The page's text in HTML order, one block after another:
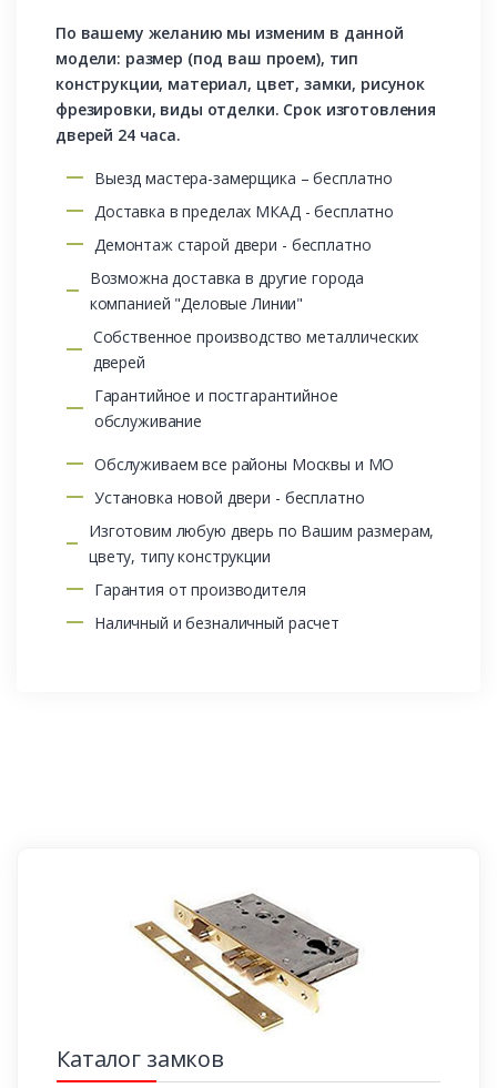
По вашему желанию мы изменим в данной
модели: размер (под ваш проем), тип
конструкции, материал, цвет, замки, рисунок
фрезировки, виды отделки. Срок изготовления
дверей 24 часа.
Выезд мастера-замерщика – бесплатно
Доставка в пределах МКАД - бесплатно
Демонтаж старой двери - бесплатно
Возможна доставка в другие города
компанией "Деловые Линии"
Собственное производство металлических
дверей
Гарантийное и постгарантийное
обслуживание
Обслуживаем все районы Москвы и МО
Установка новой двери - бесплатно
Изготовим любую дверь по Вашим размерам,
цвету, типу конструкции
Гарантия от производителя
Наличный и безналичный расчет
Каталог замков